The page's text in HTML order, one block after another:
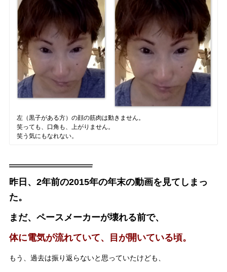
左（黒子がある方）の顔の筋肉は動きません。
笑っても、口角も、上がりません。
笑う気にもなれない。
昨日、2年前の2015年の年末の動画を見てしまっ
た。
まだ、ペースメーカーが壊れる前で、
体に電気が流れていて、
目が開いている頃。
もう、過去は振り返らないと思っていたけども、